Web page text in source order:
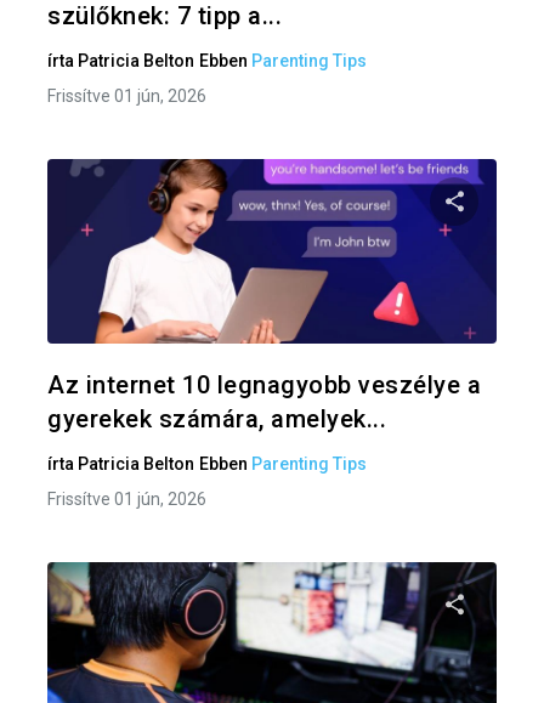
szülőknek: 7 tipp a...
írta Patricia Belton Ebben Parenting Tips
Frissítve 01 jún, 2026
Az internet 10 legnagyobb veszélye a
gyerekek számára, amelyek...
írta Patricia Belton Ebben Parenting Tips
Frissítve 01 jún, 2026
Oszd